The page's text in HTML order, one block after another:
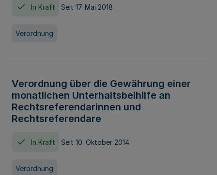
In Kraft Seit 17. Mai 2018
Verordnung
Verordnung über die Gewährung einer
monatlichen Unterhaltsbeihilfe an
Rechtsreferendarinnen und
Rechtsreferendare
In Kraft Seit 10. Oktober 2014
Verordnung